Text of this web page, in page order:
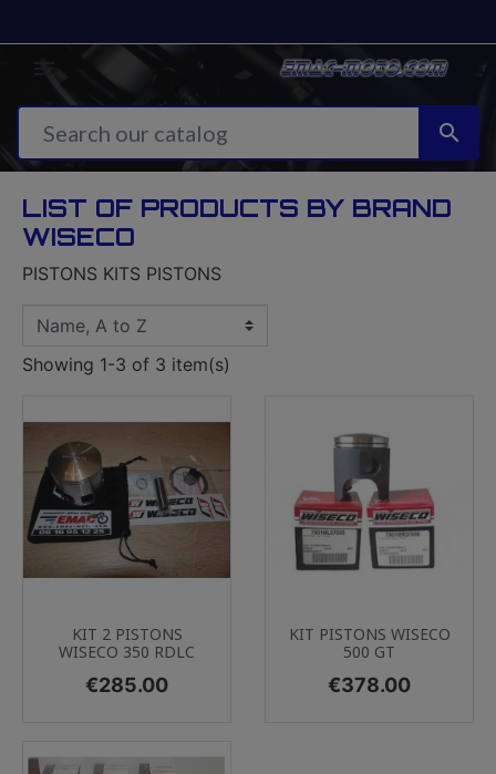

LIST OF PRODUCTS BY BRAND
WISECO
PISTONS KITS PISTONS
Showing 1-3 of 3 item(s)
KIT 2 PISTONS
WISECO 350 RDLC
Price
€285.00
KIT PISTONS WISECO
500 GT
Price
€378.00